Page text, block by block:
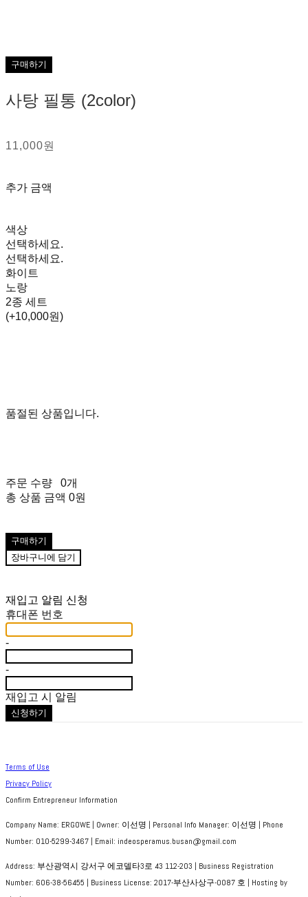
구매하기
사탕 필통 (2color)
11,000원
추가 금액
색상
선택하세요.
선택하세요.
화이트
노랑
2종 세트
(+10,000원)
품절된 상품입니다.
주문 수량
0개
총 상품 금액 0원
구매하기
장바구니에 담기
재입고 알림 신청
휴대폰 번호
-
-
재입고 시 알림
신청하기
Terms of Use
Privacy Policy
Confirm Entrepreneur Information
Company Name: ERGOWE | Owner: 이선명 | Personal Info Manager: 이선명 | Phone
Number: 010-5299-3467 | Email: indeosperamus.busan@gmail.com
Address: 부산광역시 강서구 에코델타3로 43 112-203 | Business Registration
Number: 606-38-56455 | Business License: 2017-부산사상구-0087 호 | Hosting by